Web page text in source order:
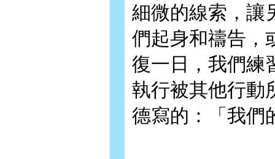
細微的線索，讓
們起身和禱告，
復一日，我們練
執行被其他行動
德寫的：「我們